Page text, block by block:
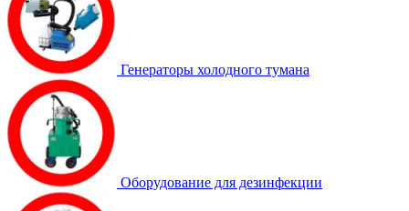
Генераторы холодного тумана
Оборудование для дезинфекции